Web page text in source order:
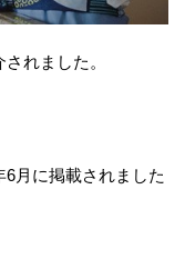
れました。
6月に掲載されました